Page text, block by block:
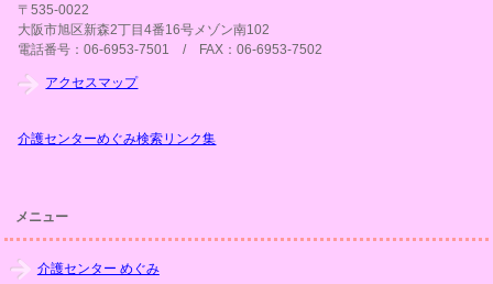
〒535-0022
大阪市旭区新森2丁目4番16号メゾン南102
電話番号：06-6953-7501 / FAX：06-6953-7502
アクセスマップ
介護センターめぐみ検索リンク集
メニュー
介護センター めぐみ